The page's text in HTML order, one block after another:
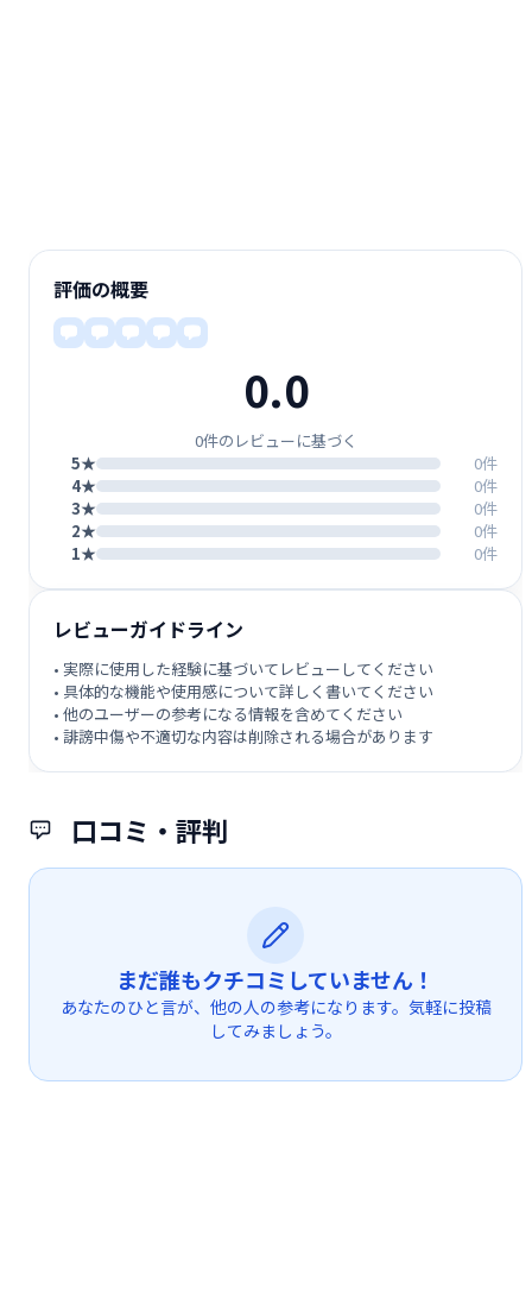
口コミ・評判
まだ誰もクチコミしていません！
あなたのひと言が、他の人の参考になります。気軽に投稿
してみましょう。
評価の概要
0.0
0件のレビューに基づく
5★
0件
4★
0件
3★
0件
2★
0件
1★
0件
レビューガイドライン
• 実際に使用した経験に基づいてレビューしてください
• 具体的な機能や使用感について詳しく書いてください
• 他のユーザーの参考になる情報を含めてください
• 誹謗中傷や不適切な内容は削除される場合があります